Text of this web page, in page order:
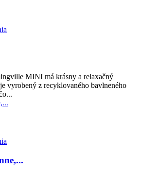
MINI má krásny a relaxačný
vyrobený z recyklovaného bavlneného